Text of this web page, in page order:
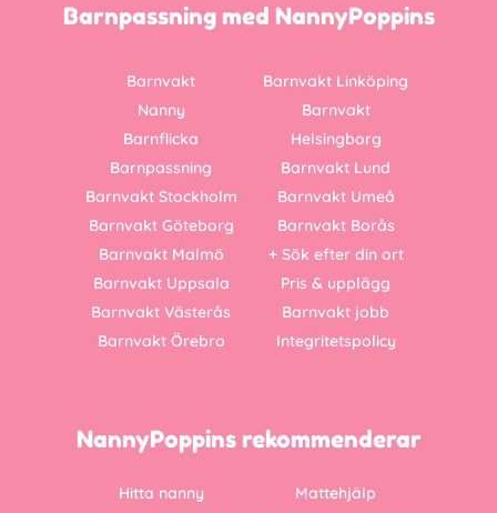
Barnpassning med NannyPoppins
Barnvakt
Nanny
Barnflicka
Barnpassning
Barnvakt Stockholm
Barnvakt Göteborg
Barnvakt Malmö
Barnvakt Uppsala
Barnvakt Västerås
Barnvakt Örebro
Barnvakt Linköping
Barnvakt
Helsingborg
Barnvakt Lund
Barnvakt Umeå
Barnvakt Borås
+ Sök efter din ort
Pris & upplägg
Barnvakt jobb
Integritetspolicy
NannyPoppins rekommenderar
Hitta nanny
Mattehjälp